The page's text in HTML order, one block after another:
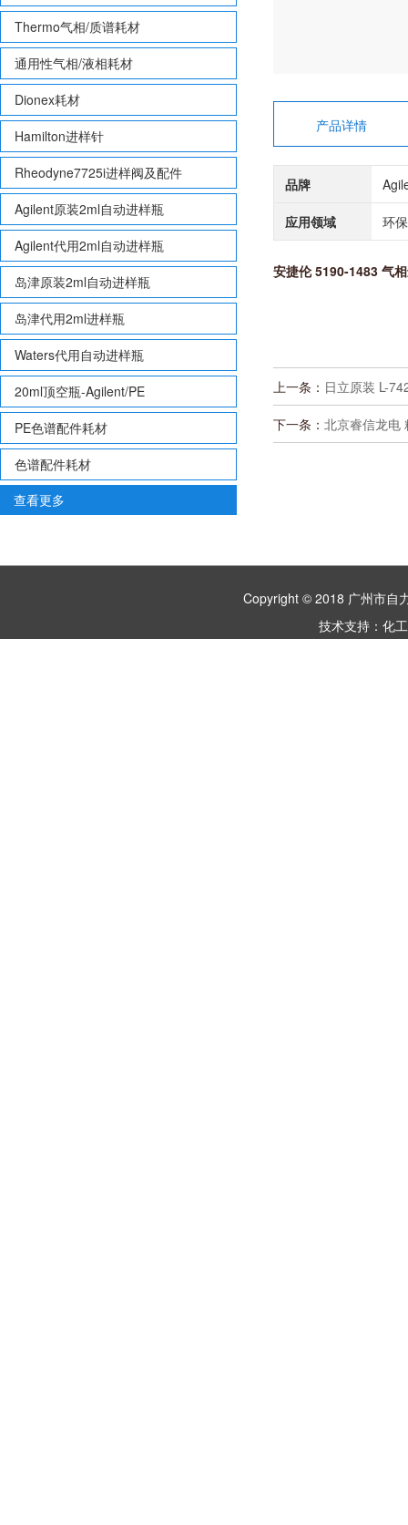
Thermo气相/质谱耗材
通用性气相/液相耗材
Dionex耗材
Hamilton进样针
Rheodyne7725i进样阀及配件
Agilent原装2ml自动进样瓶
Agilent代用2ml自动进样瓶
岛津原装2ml自动进样瓶
岛津代用2ml进样瓶
Waters代用自动进样瓶
20ml顶空瓶-Agilent/PE
PE色谱配件耗材
色谱配件耗材
查看更多
产品详情
品牌
应用领域 环
安捷伦 5190-1483 气
上一条： 日立原装 L-
下一条： 北京睿信龙电
Copyright © 2018 广州市
技术支持： 化